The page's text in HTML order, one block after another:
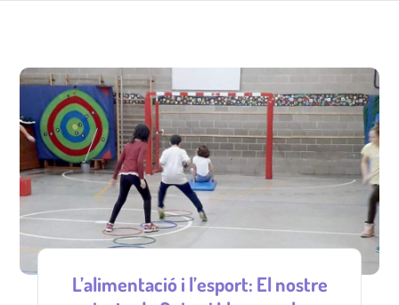
L’alimentació i l’esport: El nostre